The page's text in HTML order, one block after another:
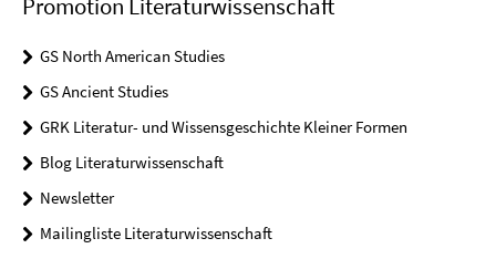
Promotion Literaturwissenschaft
GS North American Studies
GS Ancient Studies
GRK Literatur- und Wissensgeschichte Kleiner Formen
Blog Literaturwissenschaft
Newsletter
Mailingliste Literaturwissenschaft